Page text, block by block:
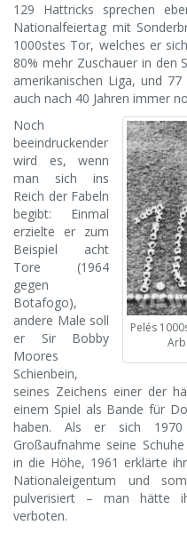
129 Hattricks sprechen
Nationalfeiertag mit
1000stes Tor, welches er
80% mehr Zuschauer in den
amerikanischen Liga, und
auch nach 40 Jahren immer
Pelés
Noch
beeindruckender
wird es, wenn
man sich ins
Reich der Fabeln
begibt: Einmal
erzielte er zum
Beispiel acht
Tore (1964
gegen
Botafogo),
andere Male soll
er Sir Bobby
Moores
Schienbein,
seines Zeichens einer der
einem Spiel als Bande für
haben. Als er sich 1970
Großaufnahme seine
in die Höhe, 1961 erklärte
Nationaleigentum und
pulverisiert – man hätte
verboten.